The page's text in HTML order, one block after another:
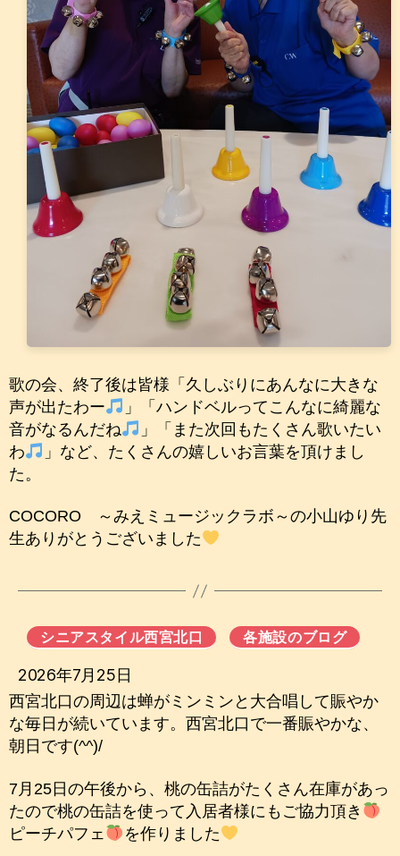
歌の会、終了後は皆様「久しぶりにあんなに大きな
声が出たわー
」「ハンドベルってこんなに綺麗な
音がなるんだね
」「また次回もたくさん歌いたい
わ
」など、たくさんの嬉しいお言葉を頂けまし
た。
COCORO ～みえミュージックラボ～の小山ゆり先
生ありがとうございました
シニアスタイル西宮北口 各施設のブログ
2026年7月25日
西宮北口の周辺は蝉がミンミンと大合唱して賑やか
な毎日が続いています。西宮北口で一番賑やかな、
朝日です(^^)/
7月25日の午後から、桃の缶詰がたくさん在庫があっ
たので桃の缶詰を使って入居者様にもご協力頂き
ピーチパフェ
を作りました